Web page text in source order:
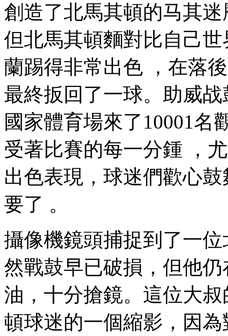
創造了北馬其頓的马其迷
但北馬其頓麵對比自己
蘭踢得非常出色 ，在落
最終扳回了一球。助
國家體育場來了10001名
受著比賽的每一分鍾 
出色表現，球迷們歡心
要了 。
攝像機鏡頭捕捉到了一位
然戰鼓早已破損 ，但
油 ，十分搶鏡。這
頓球迷的一個縮影，